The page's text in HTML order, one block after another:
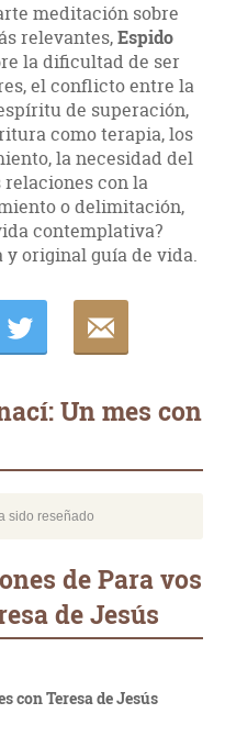
meditación sobre
relevantes,Espido
la dificultad de ser
el conflicto entre la
de superación,
como terapia, los
la necesidad del
con la
o delimitación,
contemplativa?
original guía de vida.
Un mes con
sido reseñado
de Para vos
de Jesús
con Teresa de Jesús